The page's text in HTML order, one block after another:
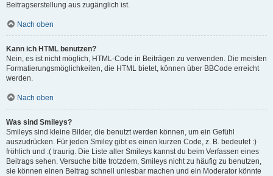
Beitragserstellung aus zugänglich ist.
Nach oben
Kann ich HTML benutzen?
Nein, es ist nicht möglich, HTML-Code in Beiträgen zu verwenden. Die meisten
Formatierungsmöglichkeiten, die HTML bietet, können über BBCode erreicht
werden.
Nach oben
Was sind Smileys?
Smileys sind kleine Bilder, die benutzt werden können, um ein Gefühl
auszudrücken. Für jeden Smiley gibt es einen kurzen Code, z. B. bedeutet :)
fröhlich und :( traurig. Die Liste aller Smileys kannst du beim Verfassen eines
Beitrags sehen. Versuche bitte trotzdem, Smileys nicht zu häufig zu benutzen,
sie können einen Beitrag schnell unlesbar machen und ein Moderator könnte